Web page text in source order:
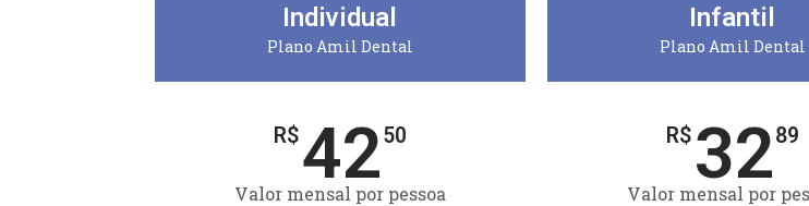
Individual
Plano Amil Dental
R$4250
Valor mensal por pessoa
Infantil
Plano Amil Dental
R$ 3289
Valor mensal por